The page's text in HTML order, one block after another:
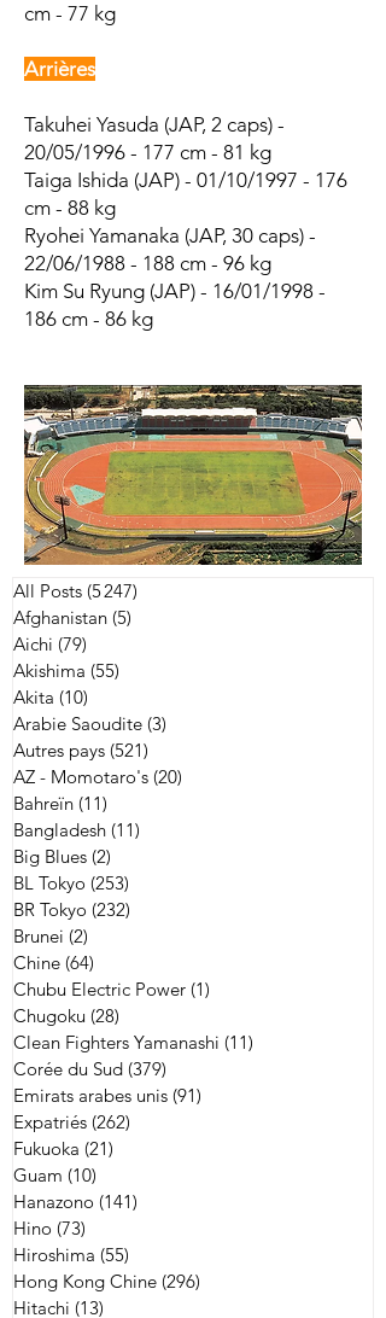
cm - 77 kg
Arrières
Takuhei Yasuda (JAP, 2 caps) -
20/05/1996 - 177 cm - 81 kg
Taiga Ishida (JAP) - 01/10/1997 - 176
cm - 88 kg
Ryohei Yamanaka (JAP, 30 caps) -
22/06/1988 - 188 cm - 96 kg
Kim Su Ryung (JAP) - 16/01/1998 -
186 cm - 86 kg
All Posts (5 247)
Afghanistan (5)
Aichi (79)
Akishima (55)
Akita (10)
Arabie Saoudite (3)
Autres pays (521)
AZ - Momotaro's (20)
Bahreïn (11)
Bangladesh (11)
Big Blues (2)
BL Tokyo (253)
BR Tokyo (232)
Brunei (2)
Chine (64)
Chubu Electric Power (1)
Chugoku (28)
Clean Fighters Yamanashi (11)
Corée du Sud (379)
Emirats arabes unis (91)
Expatriés (262)
Fukuoka (21)
Guam (10)
Hanazono (141)
Hino (73)
Hiroshima (55)
Hong Kong Chine (296)
Hitachi (13)